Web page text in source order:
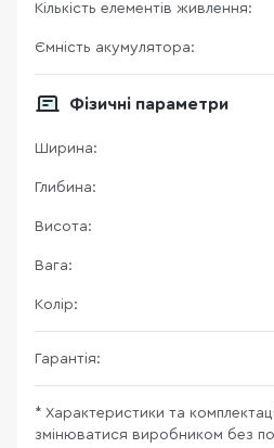
Кількість елементів живлення:
Ємність акумулятора:
Фізичні параметри
Ширина:
Глибина:
Висота:
Вага:
Колір:
Гарантія:
* Характеристики та
змінюватися виробником без